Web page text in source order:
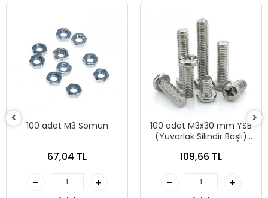
100 adet M3 Somun
67,04 TL
100 adet M3x30 mm YSB
(Yuvarlak Silindir Başlı)
109,66 TL